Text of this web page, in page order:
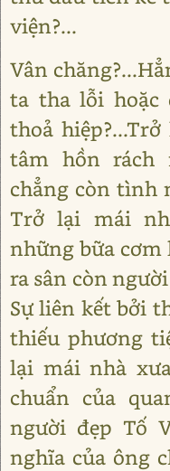
viện?...
Vân
ta tha lỗi hoặc
thoả
tâm hồn
chẳng còn tình
Trở lại mái
những bữa
ra sân còn
Sự liên kết bởi
thiếu phương
lại mái nhà
chuẩn của
người đẹp Tố
nghĩa của ông